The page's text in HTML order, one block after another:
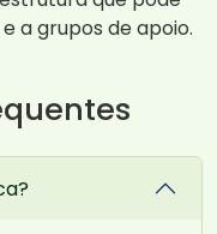
a grupos de apoio.